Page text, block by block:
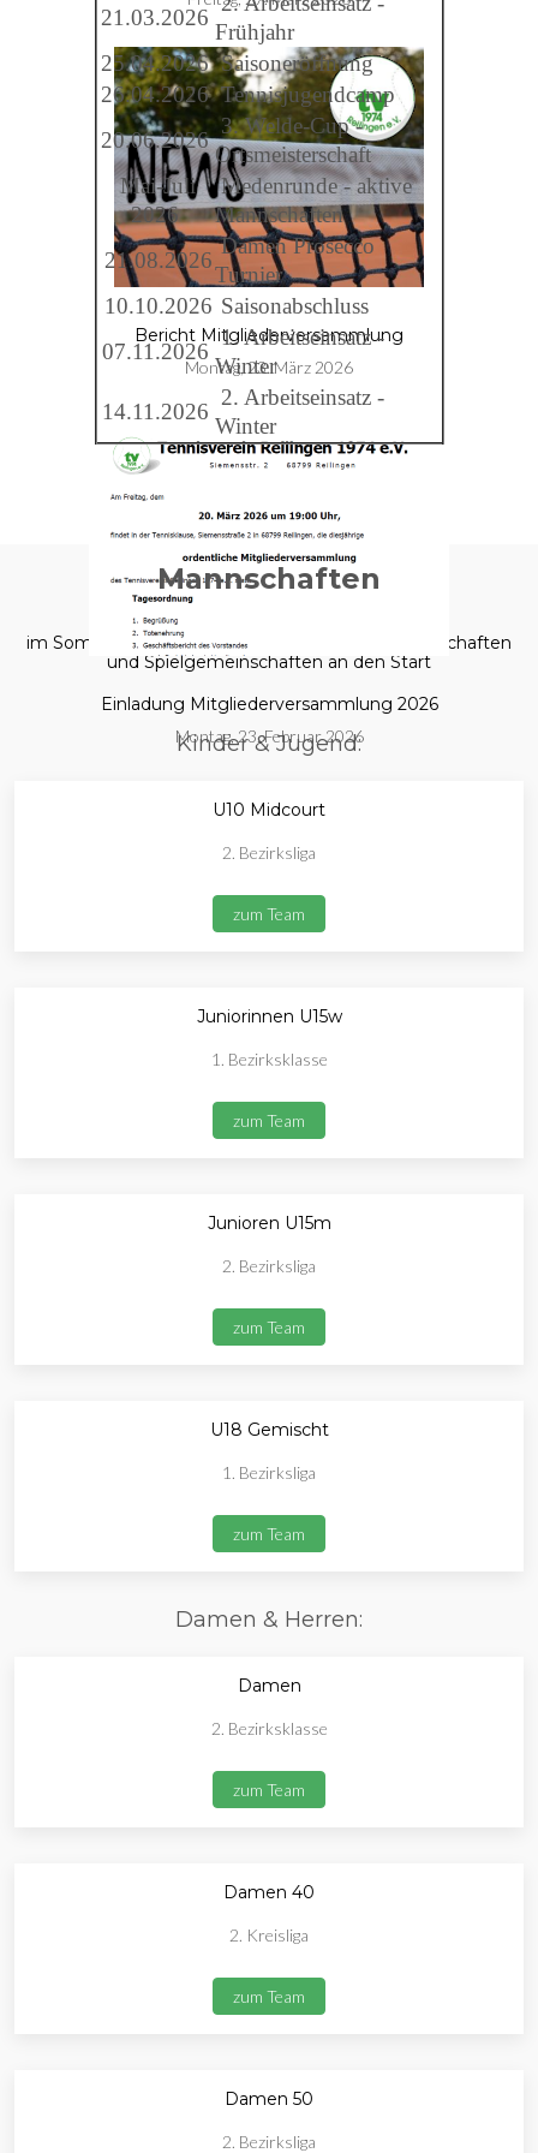
Bericht Mitgliederversammlung
Montag, 23. März 2026
Einladung Mitgliederversammlung 2026
Montag, 23. Februar 2026
21.03.2026
Frühjahr
25.04.2026 Saisoneröffnung
26.04.2026 Tennisjugendcamp
20.06.2026
3. Welde-Cup -
Ortsmeisterschaft
Mai-Juli
2026
Medenrunde - aktive
Mannschaften
21.08.2026
Damen Prosecco
Turnier
10.10.2026 Saisonabschluss
07.11.2026
1. Arbeitseinsatz -
Winter
14.11.2026
2. Arbeitseinsatz -
Winter
Mannschaften
im Sommer 2025 gehen wir mit folgenden Mannschaften
und Spielgemeinschaften an den Start
Kinder & Jugend:
U10 Midcourt
2. Bezirksliga
zum Team
Juniorinnen U15w
1. Bezirksklasse
zum Team
Junioren U15m
2. Bezirksliga
zum Team
U18 Gemischt
1. Bezirksliga
zum Team
Damen & Herren:
Damen
2. Bezirksklasse
zum Team
Damen 40
2. Kreisliga
zum Team
Damen 50
2. Bezirksliga